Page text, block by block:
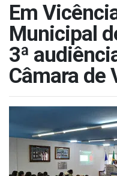
Em
Municipal
3ª
Câmara de